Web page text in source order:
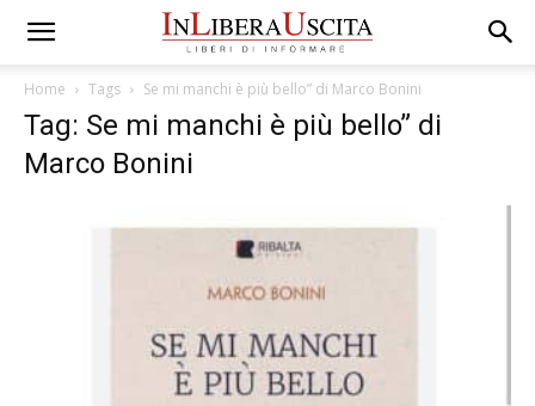
Home Tags Se mi manchi è più bello” di Marco Bonini
Tag: Se mi manchi è più bello” di
Marco Bonini